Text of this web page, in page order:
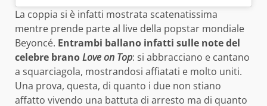
La coppia si è infatti mostrata scatenatissima
mentre prende parte al live della popstar mondiale
Beyoncé. Entrambi ballano infatti sulle note del
celebre branoLove on Top: si abbracciano e cantano
a squarciagola, mostrandosi affiatati e molto uniti.
Una prova, questa, di quanto i due non stiano
affatto vivendo una battuta di arresto ma di quanto